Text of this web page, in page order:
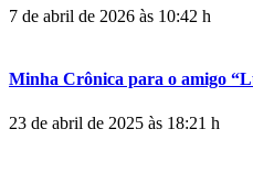
7 de abril de 2026 às 10:42 h
Minha Crônica para o amigo
23 de abril de 2025 às 18:21 h